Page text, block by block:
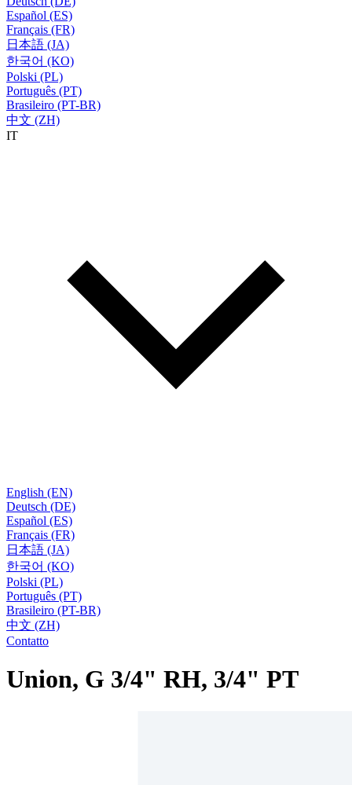
Español (ES)
Français (FR)
日本語 (JA)
한국어 (KO)
Polski (PL)
Português (PT)
Brasileiro (PT-BR)
中文 (ZH)
IT
English (EN)
Deutsch (DE)
Español (ES)
Français (FR)
日本語 (JA)
한국어 (KO)
Polski (PL)
Português (PT)
Brasileiro (PT-BR)
中文 (ZH)
Contatto
Union, G 3/4" RH, 3/4" PT